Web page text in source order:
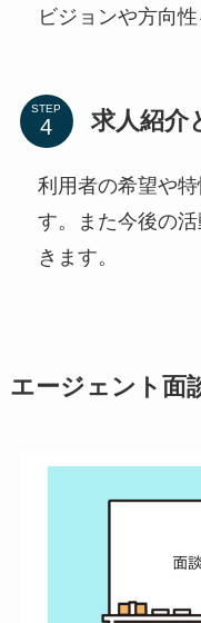
ビジョンや方向
STEP 求人紹介
利用者の希望や
す。また今後の
きます。
エージェント面